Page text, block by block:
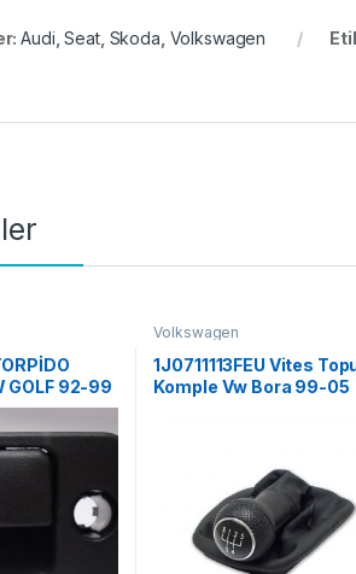
Audi ,Seat, Skoda Volkswagen
GOLF 92-99
YENİ
Volkswagen
1J0711113FEU Vites
Komple Vw Bora 99-05